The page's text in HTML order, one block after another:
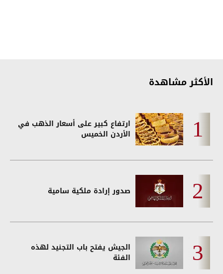
الأكثر مشاهدة
ارتفاع كبير على أسعار الذهب في
الأردن الخميس
صدور إرادة ملكية سامية
الجيش يفتح باب التجنيد لهذه
الفئة